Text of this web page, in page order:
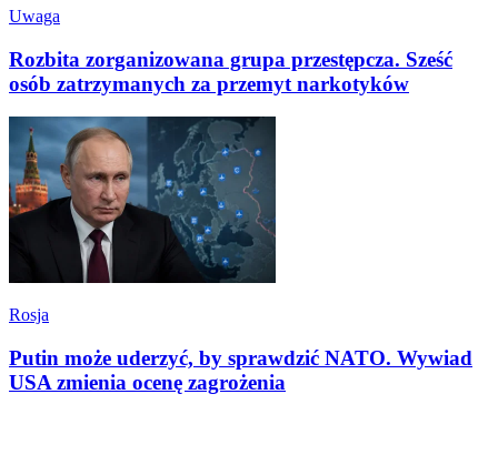
Uwaga
Rozbita zorganizowana grupa przestępcza. Sześć
osób zatrzymanych za przemyt narkotyków
Rosja
Putin może uderzyć, by sprawdzić NATO. Wywiad
USA zmienia ocenę zagrożenia